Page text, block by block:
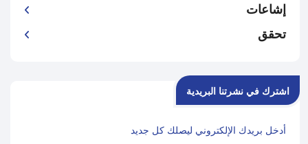
إشاعات
تحقق
اشترك في نشرتنا البريدية
أدخل بريدك الإلكتروني ليصلك كل جديد